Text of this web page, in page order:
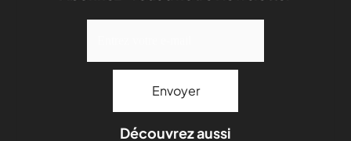
Découvrez aussi